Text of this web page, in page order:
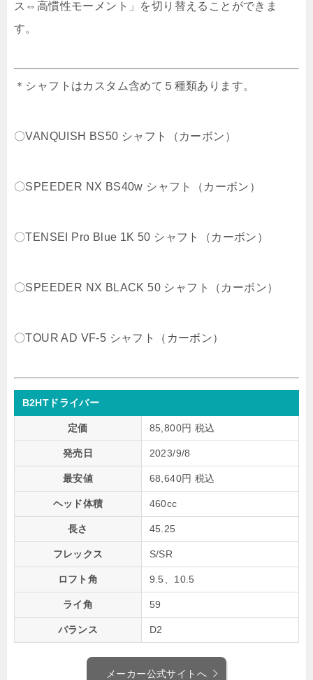
ス⇔高慣性モーメント」を切り替えることができま
す。
＊シャフトはカスタム含めて５種類あります。
〇VANQUISH BS50 シャフト（カーボン）
〇SPEEDER NX BS40w シャフト（カーボン）
〇TENSEI Pro Blue 1K 50 シャフト（カーボン）
〇SPEEDER NX BLACK 50 シャフト（カーボン）
〇TOUR AD VF-5 シャフト（カーボン）
B2HTドライバー
定価 85,800円 税込
発売日 2023/9/8
最安値 68,640円 税込
ヘッド体積 460cc
長さ 45.25
フレックス S/SR
ロフト角 9.5、10.5
ライ角 59
バランス D2
メーカー公式サイトへ